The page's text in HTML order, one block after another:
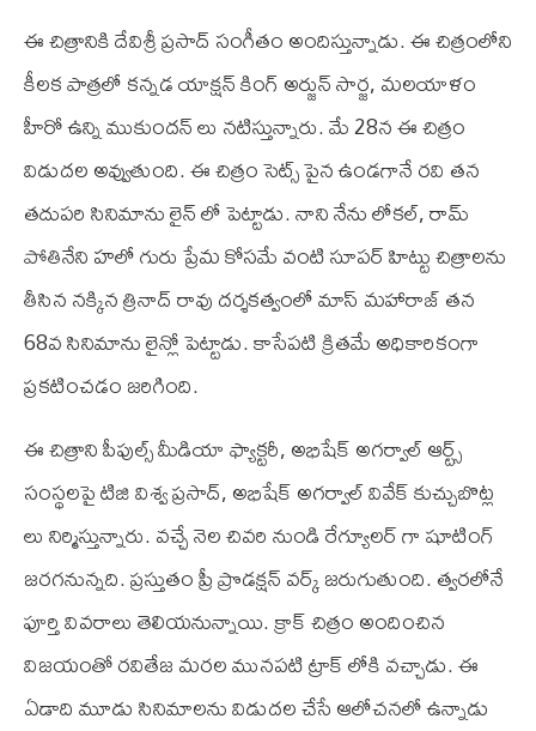
ఈ చిత్రానికి దేవిశ్రీ ప్రసాద్ సంగీతం అందిస్తున్నాడు. ఈ చిత్రంలోని
కీలక పాత్రలో కన్నడ యాక్షన్ కింగ్ అర్జున్ సార్జ, మలయాళం
హీరో ఉన్ని ముకుందన్ లు నటిస్తున్నారు. మే 28న ఈ చిత్రం
విడుదల అవ్వుతుంది. ఈ చిత్రం సెట్స్ పైన ఉండగానే రవి తన
తదుపరి సినిమాను లైన్ లో పెట్టాడు. నాని నేను లోకల్, రామ్
పోతినేని హలో గురు ప్రేమ కోసమే వంటి సూపర్ హిట్టు చిత్రాలను
తీసిన నక్కిన త్రినాద్ రావు దర్శకత్వంలో మాస్ మహారాజ్ తన
68వ సినిమాను లైన్లో పెట్టాడు. కాసేపటి క్రితమే అధికారికంగా
ప్రకటించడం జరిగింది.
ఈ చిత్రాని పీపుల్స్ మీడియా ఫ్యాక్టరీ, అభిషేక్ అగర్వాల్ ఆర్ట్స్
సంస్థలపై టి‌జి విశ్వ ప్రసాద్, అభిషేక్ అగర్వాల్ వివేక్ కుచ్చుబొట్ల
లు నిర్మిస్తున్నారు. వచ్చే నెల చివరి నుండి రేగ్యూలర్ గా షూటింగ్
జరగనున్నది. ప్రస్తుతం ప్రీ ప్రొడక్షన్ వర్క్ జరుగుతుంది. త్వరలోనే
పూర్తి వివరాలు తెలియనున్నాయి. క్రాక్ చిత్రం అందించిన
విజయంతో రవితేజ మరల మునపటి ట్రాక్ లోకి వచ్చాడు. ఈ
ఏడాది మూడు సినిమాలను విడుదల చేసే ఆలోచనలో ఉన్నాడు